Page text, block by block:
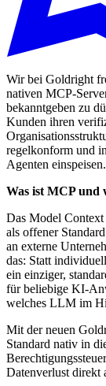
Wir bei Goldright
nativen MCP-
bekanntgeben zu
Kunden ihren
regelkonform und
Agenten einspeisen.
Was ist MCP und
Das Model
als offener
an externe
das: Statt
ein einziger,
für beliebige KI-
welches LLM im
Mit der neuen
Standard nativ in
Datenverlust direkt